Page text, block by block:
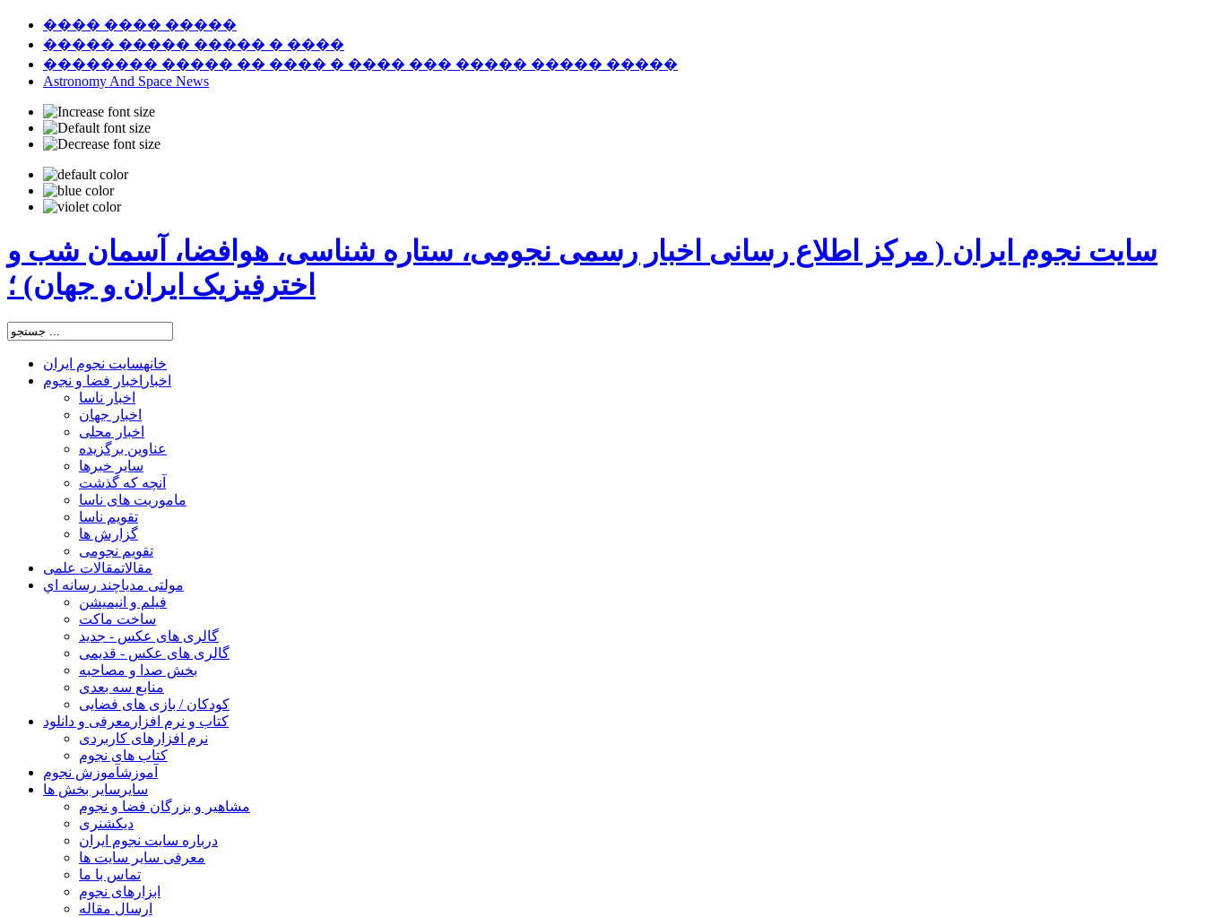
���� ���� �����
����� ����� ����� � ����
�������� ����� �� ���� � ���� ��� ����� ����� �����
Astronomy And Space News
سایت نجوم ایران ( مرکز اطلاع رسانی اخبار رسمی نجومی، ستاره شناسی، هوافضا، آسمان شب و
اخترفیزیک ایران و جهان) ؛
خانهسایت نجوم ایران
اخبار اخبار فضا و نجوم
اخبار ناسا
اخبار جهان
اخبار محلی
عناوین برگزیده
سایر خبرها
آنچه که گذشت
ماموریت های ناسا
تقویم ناسا
گزارش ها
تقویم نجومی
مقالاتمقالات علمی
مولتی مدیاچند رسانه اي
فیلم و انیمیشن
ساخت ماکت
گالری های عکس - جدید
گالری های عکس - قدیمی
بخش صدا و مصاحبه
منابع سه بعدی
کودکان / بازی های فضایی
کتاب و نرم افزار معرفی و دانلود
نرم افزارهای کاربردی
کتاب های نجوم
آموزشآموزش نجوم
سایر سایر بخش ها
مشاهیر و بزرگان فضا و نجوم
دیکشنری
درباره سایت نجوم ایران
معرفی سایر سایت ها
تماس با ما
ابزارهای نجوم
ارسال مقاله